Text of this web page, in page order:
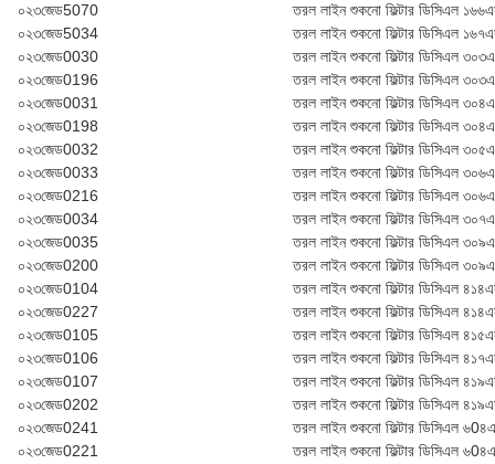
০২৩জেড5070
তরল লাইন শুকনো ফিল্টার ডি‌সি‌এল
০২৩জেড5034
তরল লাইন শুকনো ফিল্টার ডি‌সি‌এল
০২৩জেড0030
তরল লাইন শুকনো ফিল্টার ডি‌সি‌এল
০২৩জেড0196
তরল লাইন শুকনো ফিল্টার ডি‌সি‌এল
০২৩জেড0031
তরল লাইন শুকনো ফিল্টার ডি‌সি‌এল
০২৩জেড0198
তরল লাইন শুকনো ফিল্টার ডি‌সি‌এল
০২৩জেড0032
তরল লাইন শুকনো ফিল্টার ডি‌সি‌এল
০২৩জেড0033
তরল লাইন শুকনো ফিল্টার ডি‌সি‌এল
০২৩জেড0216
তরল লাইন শুকনো ফিল্টার ডি‌সি‌এল
০২৩জেড0034
তরল লাইন শুকনো ফিল্টার ডি‌সি‌এল
০২৩জেড0035
তরল লাইন শুকনো ফিল্টার ডি‌সি‌এল
০২৩জেড0200
তরল লাইন শুকনো ফিল্টার ডি‌সি‌এল
০২৩জেড0104
তরল লাইন শুকনো ফিল্টার ডি‌সি‌এল
০২৩জেড0227
তরল লাইন শুকনো ফিল্টার ডি‌সি‌এল
০২৩জেড0105
তরল লাইন শুকনো ফিল্টার ডি‌সি‌এল
০২৩জেড0106
তরল লাইন শুকনো ফিল্টার ডি‌সি‌এল
০২৩জেড0107
তরল লাইন শুকনো ফিল্টার ডি‌সি‌এল
০২৩জেড0202
তরল লাইন শুকনো ফিল্টার ডি‌সি‌এল
০২৩জেড0241
তরল লাইন শুকনো ফিল্টার ডি‌সি‌এল
০২৩জেড0221
তরল লাইন শুকনো ফিল্টার ডি‌সি‌এল